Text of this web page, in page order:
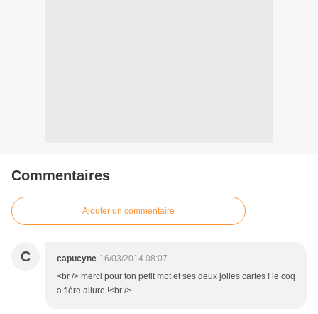
Commentaires
Ajouter un commentaire
C capucyne 16/03/2014 08:07
<br /> merci pour ton petit mot et ses deux jolies cartes ! le coq
a fière allure !<br />